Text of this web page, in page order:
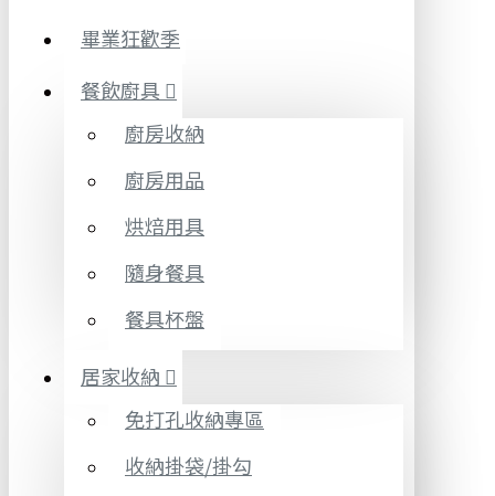
畢業狂歡季
餐飲廚具
廚房收納
廚房用品
烘焙用具
隨身餐具
餐具杯盤
居家收納
免打孔收納專區
收納掛袋/掛勾